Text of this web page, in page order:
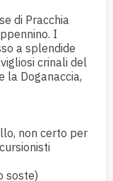
di Pracchia
I
a splendide
crinali del
la Doganaccia,
non certo per
soste)